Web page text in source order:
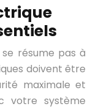
résume pas à
doivent être
maximale et
votre système